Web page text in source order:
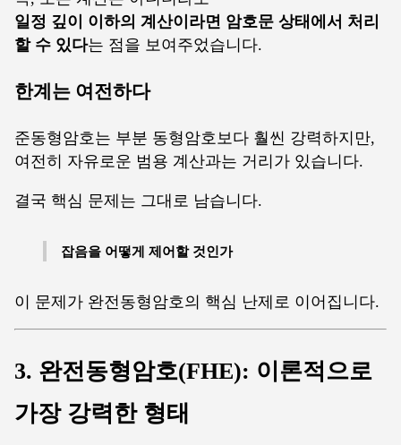
일정 깊이 이하의 계산이라면 암호문 상태에서 처리
할 수 있다는 점을 보여주었습니다.
한계는 여전하다
준동형암호는 부분 동형암호보다 훨씬 강력하지만,
여전히 자유로운 범용 계산과는 거리가 있습니다.
결국 핵심 문제는 그대로 남습니다.
잡음을 어떻게 제어할 것인가
이 문제가 완전동형암호의 핵심 난제로 이어집니다.
3. 완전동형암호(FHE): 이론적으로
가장 강력한 형태